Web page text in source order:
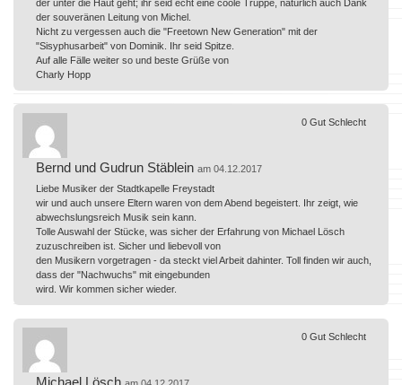
der unter die Haut geht; ihr seid echt eine coole Truppe, natürlich auch Dank
der souveränen Leitung von Michel.
Nicht zu vergessen auch die "Freetown New Generation" mit der
"Sisyphusarbeit" von Dominik. Ihr seid Spitze.
Auf alle Fälle weiter so und beste Grüße von
Charly Hopp
Bernd und Gudrun Stäblein am 04.12.2017
Liebe Musiker der Stadtkapelle Freystadt
wir und auch unsere Eltern waren von dem Abend begeistert. Ihr zeigt, wie
abwechslungsreich Musik sein kann.
Tolle Auswahl der Stücke, was sicher der Erfahrung von Michael Lösch
zuzuschreiben ist. Sicher und liebevoll von
den Musikern vorgetragen - da steckt viel Arbeit dahinter. Toll finden wir auch,
dass der "Nachwuchs" mit eingebunden
wird. Wir kommen sicher wieder.
0 Gut Schlecht
Michael Lösch
0 Gut Schlecht